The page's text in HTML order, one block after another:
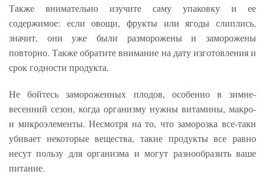
Также внимательно изучите саму упаковку и ее
содержимое: если овощи, фрукты или ягоды слиплись,
значит, они уже были разморожены и заморожены
повторно. Также обратите внимание на дату изготовления и
срок годности продукта.
Не бойтесь замороженных плодов, особенно в зимне-
весенний сезон, когда организму нужны витамины, макро-
и микроэлементы. Несмотря на то, что заморозка все-таки
убивает некоторые вещества, такие продукты все равно
несут пользу для организма и могут разнообразить ваше
питание.